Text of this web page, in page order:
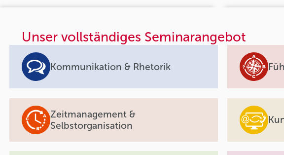
Unser vollständiges Seminarangebot
Kommunikation & Rhetorik
Zeitmanagement &
Selbstorganisation